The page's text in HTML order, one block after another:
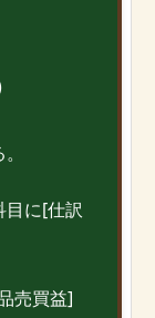
目に[仕訳
売買益]